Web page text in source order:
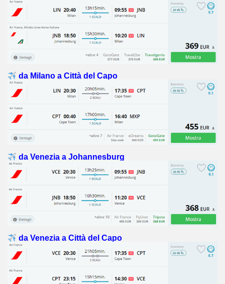
da Milano a Città del Capo
da Venezia a Johannesburg
da Venezia a Città del Capo